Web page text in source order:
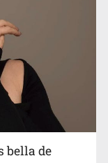
bella de